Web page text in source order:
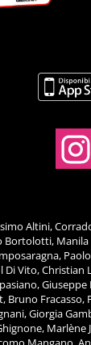
Altini,
Bortolotti, Manila
Di Vito, Christian
Giuseppe
Bruno Fracasso,
Giorgia
Marlène